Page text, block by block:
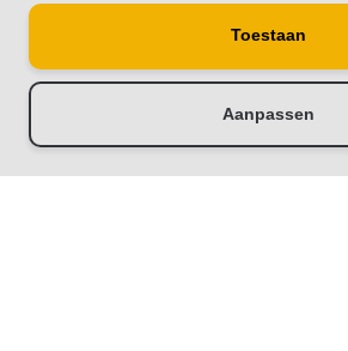
-
Raamdecoratie33 | Thuis in raamdecoratie
Toestaan
Aanpassen